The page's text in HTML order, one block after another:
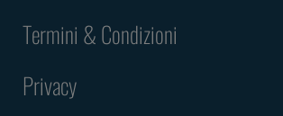
Termini & Condizioni
Privacy